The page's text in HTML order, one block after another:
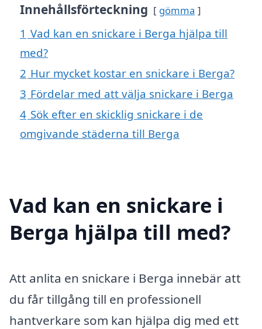
Innehållsförteckning gömma
1 Vad kan en snickare i Berga hjälpa till
med?
2 Hur mycket kostar en snickare i Berga?
3 Fördelar med att välja snickare i Berga
4 Sök efter en skicklig snickare i de
omgivande städerna till Berga
Vad kan en snickare i
Berga hjälpa till med?
Att anlita en snickare i Berga innebär att
du får tillgång till en professionell
hantverkare som kan hjälpa dig med ett